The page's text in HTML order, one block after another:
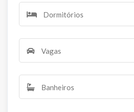
Dormitórios
Vagas
Banheiros